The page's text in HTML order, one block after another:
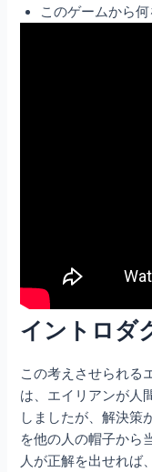
このゲームから
イントロダ
この考えさせられる
は、エイリアンが人
しましたが、解決策
を他の人の帽子から
人が正解を出せれば